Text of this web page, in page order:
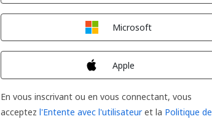
Microsoft
Apple
En vous inscrivant ou en vous connectant, vous
acceptez l'Entente avec l'utilisateuret la Politique de